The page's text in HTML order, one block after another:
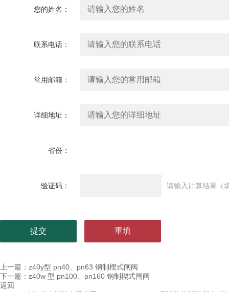
您的姓名：
联系电话：
常用邮箱：
详细地址：
省份：
验证码： 请输入计算结果（
上一篇： z40y型 pn40、pn63 钢制楔式闸阀
下一篇： z40w 型 pn100、pn160 钢制楔式闸阀
返回